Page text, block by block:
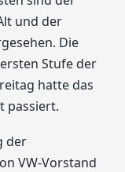
und der
Die
Stufe der
hatte das
passiert.
der
VW-Vorstand